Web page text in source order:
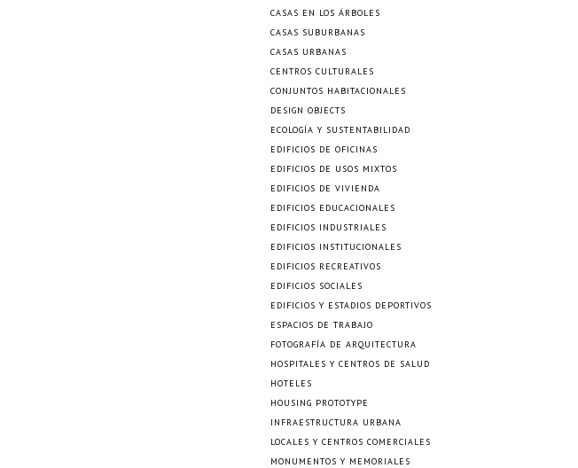
CASAS EN LOS ÁRBOLES
CASAS SUBURBANAS
CASAS URBANAS
CENTROS CULTURALES
CONJUNTOS HABITACIONALES
DESIGN OBJECTS
ECOLOGÍA Y SUSTENTABILIDAD
EDIFICIOS DE OFICINAS
EDIFICIOS DE USOS MIXTOS
EDIFICIOS DE VIVIENDA
EDIFICIOS EDUCACIONALES
EDIFICIOS INDUSTRIALES
EDIFICIOS INSTITUCIONALES
EDIFICIOS RECREATIVOS
EDIFICIOS SOCIALES
EDIFICIOS Y ESTADIOS DEPORTIVOS
ESPACIOS DE TRABAJO
FOTOGRAFÍA DE ARQUITECTURA
HOSPITALES Y CENTROS DE SALUD
HOTELES
HOUSING PROTOTYPE
INFRAESTRUCTURA URBANA
LOCALES Y CENTROS COMERCIALES
MONUMENTOS Y MEMORIALES